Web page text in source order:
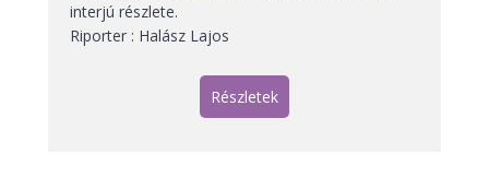
interjú részlete.
Riporter : Halász Lajos
Részletek